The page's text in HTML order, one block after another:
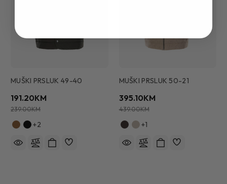
MUŠKI PRSLUK 49-40
191.20KM
239.00KM
+2
MUŠKI PRSLUK 50-21
395.10KM
439.00KM
+1